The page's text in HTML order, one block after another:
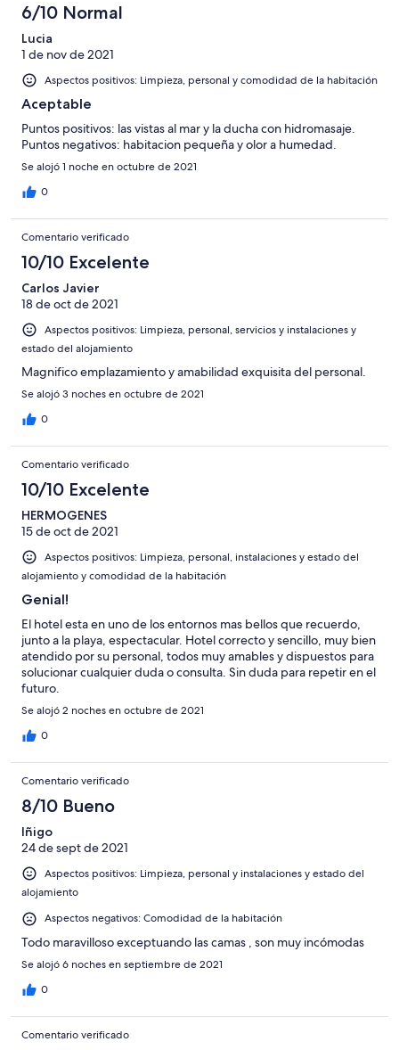
Normal
puntuación
Mediocre
una
puntuación
de
Horrible
6/10 Normal
Lucia
1 de nov de 2021
Aspectos positivos: Limpieza, personal y comodidad de la habitación
Aceptable
Puntos positivos: las vistas al mar y la ducha con hidromasaje.
Puntos negativos: habitacion pequeña y olor a humedad.
Se alojó 1 noche en octubre de 2021
0
Comentario verificado
10/10 Excelente
Carlos Javier
18 de oct de 2021
Aspectos positivos: Limpieza, personal, servicios y instalaciones y
estado del alojamiento
Magnifico emplazamiento y amabilidad exquisita del personal.
Se alojó 3 noches en octubre de 2021
0
Comentario verificado
10/10 Excelente
HERMOGENES
15 de oct de 2021
Aspectos positivos: Limpieza, personal, instalaciones y estado del
alojamiento y comodidad de la habitación
Genial!
El hotel esta en uno de los entornos mas bellos que recuerdo,
junto a la playa, espectacular. Hotel correcto y sencillo, muy bien
atendido por su personal, todos muy amables y dispuestos para
solucionar cualquier duda o consulta. Sin duda para repetir en el
futuro.
Se alojó 2 noches en octubre de 2021
0
Comentario verificado
8/10 Bueno
Iñigo
24 de sept de 2021
Aspectos positivos: Limpieza, personal y instalaciones y estado del
alojamiento
Aspectos negativos: Comodidad de la habitación
Todo maravilloso exceptuando las camas , son muy incómodas
Se alojó 6 noches en septiembre de 2021
0
Comentario verificado